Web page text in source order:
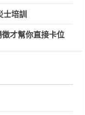
士培訓
才幫你直接卡位